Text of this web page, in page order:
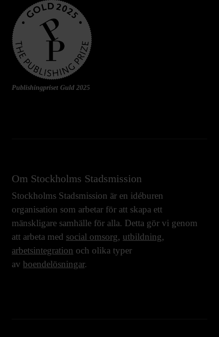
Publishingpriset Guld 2025
Om Stockholms Stadsmission
Stockholms Stadsmission är en idéburen
organisation som arbetar för att skapa ett
mänskligare samhälle för alla. Detta gör vi genom
att arbeta med social omsorg, utbildning,
arbetsintegration och olika typer
av boendelösningar.